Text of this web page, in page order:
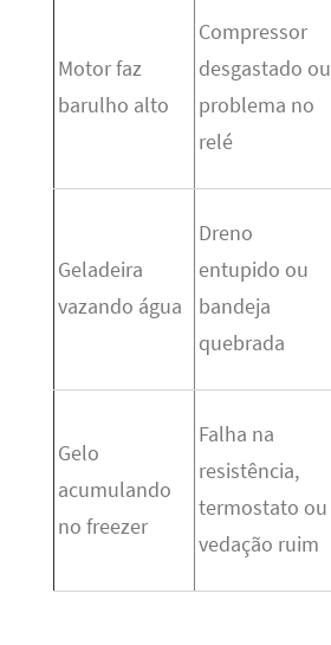
Motor faz
barulho alto
Compressor
desgastado ou
problema no
relé
Geladeira
vazando água
Dreno
entupido ou
bandeja
quebrada
Gelo
acumulando
no freezer
Falha na
resistência,
termostato ou
vedação ruim